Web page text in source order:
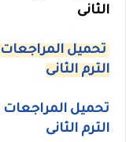
الثانى
تحميل المراجعات
الترم الثانى
تحميل المراجعات
الترم الثانى